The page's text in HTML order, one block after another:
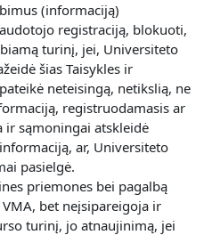
(informaciją)
registraciją, blokuoti,
turinį, jei, Universiteto
šias Taisykles ir
neteisingą, netikslią, ne
registruodamasis ar
ir sąmoningai atskleidė
ar, Universiteto
pasielgė.
priemones bei pagalbą
bet neįsipareigoja ir
turinį, jo atnaujinimą, jei